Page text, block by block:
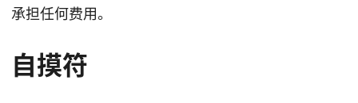
承担任何费用。
自摸符